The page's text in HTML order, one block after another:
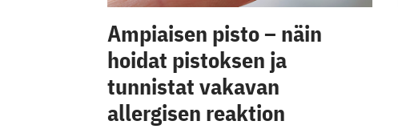
Ampiaisen pisto – näin
hoidat pistoksen ja
tunnistat vakavan
allergisen reaktion